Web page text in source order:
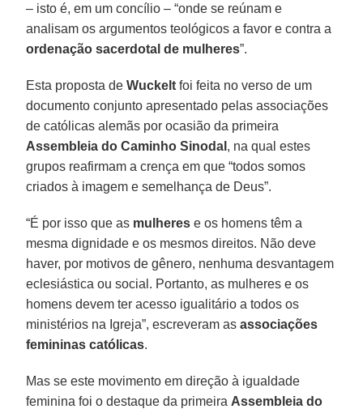
– isto é, em um concílio – “onde se reúnam e
analisam os argumentos teológicos a favor e contra a
ordenação sacerdotal de mulheres”.
Esta proposta deWuckelt foi feita no verso de um
documento conjunto apresentado pelas associações
de católicas alemãs por ocasião da primeira
Assembleia do Caminho Sinodal , na qual estes
grupos reafirmam a crença em que “todos somos
criados à imagem e semelhança de Deus”.
“É por isso que as mulheres e os homens têm a
mesma dignidade e os mesmos direitos. Não deve
haver, por motivos de gênero, nenhuma desvantagem
eclesiástica ou social. Portanto, as mulheres e os
homens devem ter acesso igualitário a todos os
ministérios na Igreja”, escreveram asassociações
femininas católicas.
Mas se este movimento em direção à igualdade
feminina foi o destaque da primeira Assembleia do